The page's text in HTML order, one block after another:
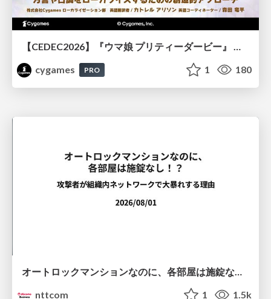
cygames
PRO 1 180
オートロックマンションなのに、各部屋は施錠なし！？ 攻撃者が組織内ネットワークで大暴れする理由 / The Front Door Is Locked, but the Rooms Are Wide Open: Why Attackers Move Freely Inside Enterprise Networks
nttcom
1 1.5k